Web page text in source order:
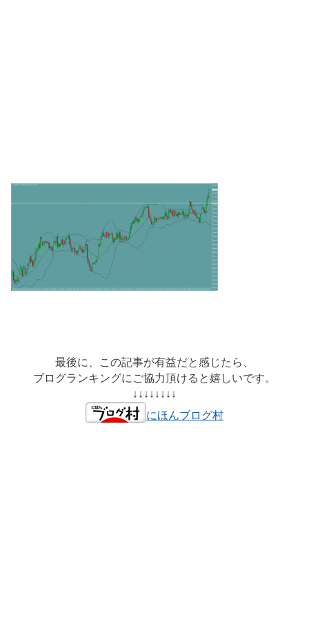
最後に、この記事が有益だと感じたら、
ブログランキングにご協力頂けると嬉しいです。
↓↓↓↓↓↓↓↓
にほんブログ村